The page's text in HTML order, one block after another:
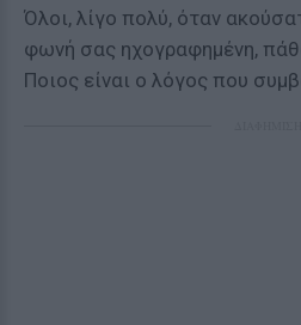
Όλοι, λίγο πολύ, όταν
φωνή σας ηχογραφημένη,
Ποιος είναι ο λόγος που